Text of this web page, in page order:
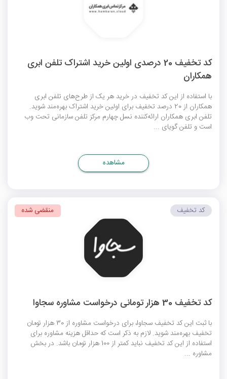
کد تخفیف 20 درصدی اولین خرید اشتراک تلفن ابری
همکاران
با استفاده از این کد تخفیف در خرید هر یک از طرح‌های تلفن ابری
همکاران از 20 درصد تخفیف برای اولین خرید اشتراک بهره‌مند شوید.
تلفن ابری همکاران ارائه‌کننده نسل چهارم مرکز تلفن سازمانی تحت وب
است و تلفن گویای ...
مشاهده
کد تخفیف 30 هزار تومانی درخواست مشاوره سجاوا
با ثبت این کد تخفیف سجاوا، برای درخواست مشاوره از 30 هزار تومان
تخفیف بهره‌مند شوید. لازم به ذکر است که حداقل هزینه مشاوره برای
استفاده از این کد تخفیف نباید کمتر از 100 هزار تومان باشد. در بخش
مشاوره ...
کد تخفیف منقضی شده